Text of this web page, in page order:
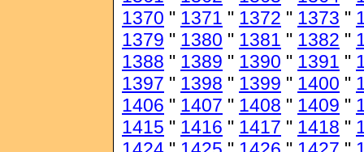
1370 " 1371 " 1372 " 1373 "
1379 " 1380 " 1381 " 1382 "
1388 " 1389 " 1390 " 1391 "
1397 " 1398 " 1399 " 1400 "
1406 " 1407 " 1408 " 1409 "
1415 " 1416 " 1417 " 1418 "